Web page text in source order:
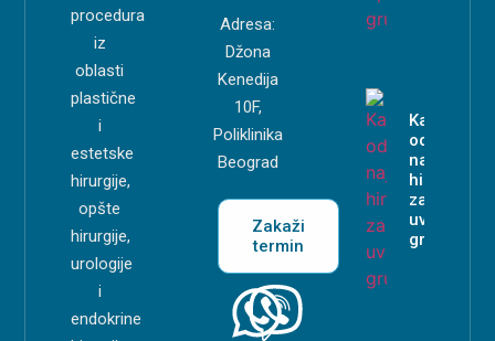
procedura
iz
oblasti
plastične
i
estetske
hirurgije,
opšte
hirurgije,
urologije
i
endokrine
Adresa:
Džona
Kenedija
10F,
Poliklinika
Beograd
Zakaži
termin
Kako
odabrati
najboljeg
hirurga
za
uvećanje
grudi?